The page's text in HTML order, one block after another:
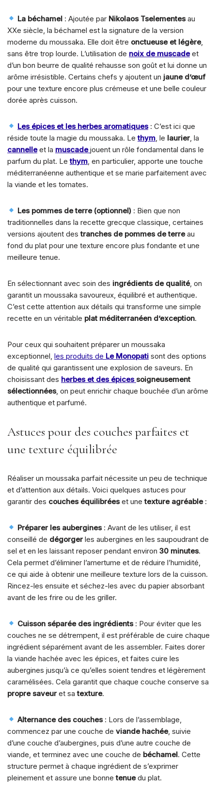
La béchamel : Ajoutée par Nikolaos Tselementesau
XXe siècle, la béchamel est la signature de la version
moderne du moussaka. Elle doit être onctueuse et légère,
sans être trop lourde. L’utilisation de noix de muscadeet
d’un bon beurre de qualité rehausse son goût et lui donne un
arôme irrésistible. Certains chefs y ajoutent un jaune d’œuf
pour une texture encore plus crémeuse et une belle couleur
dorée après cuisson.
Les épices et les herbes aromatiques: C’est ici que
réside toute la magie du moussaka. Lethym, le laurier, la
cannelleet la muscade jouent un rôle fondamental dans le
parfum du plat. Lethym, en particulier, apporte une touche
méditerranéenne authentique et se marie parfaitement avec
la viande et les tomates.
Les pommes de terre (optionnel) : Bien que non
traditionnelles dans la recette grecque classique, certaines
versions ajoutent destranches de pommes de terreau
fond du plat pour une texture encore plus fondante et une
meilleure tenue.
En sélectionnant avec soin des ingrédients de qualité, on
garantit un moussaka savoureux, équilibré et authentique.
C’est cette attention aux détails qui transforme une simple
recette en un véritable plat méditerranéen d’exception.
Pour ceux qui souhaitent préparer un moussaka
exceptionnel, les produits de Le Monopati sont des options
de qualité qui garantissent une explosion de saveurs. En
choisissant des herbes et des épicessoigneusement
sélectionnées, on peut enrichir chaque bouchée d’un arôme
authentique et parfumé.
Astuces pour des couches parfaites et
une texture équilibrée
Réaliser un moussaka parfait nécessite un peu de technique
et d’attention aux détails. Voici quelques astuces pour
garantir des couches équilibréeset unetexture agréable:
Préparer les aubergines: Avant de les utiliser, il est
conseillé de dégorger les aubergines en les saupoudrant de
sel et en les laissant reposer pendant environ 30 minutes.
Cela permet d’éliminer l’amertume et de réduire l’humidité,
ce qui aide à obtenir une meilleure texture lors de la cuisson.
Rincez-les ensuite et séchez-les avec du papier absorbant
avant de les frire ou de les griller.
Cuisson séparée des ingrédients: Pour éviter que les
couches ne se détrempent, il est préférable de cuire chaque
ingrédient séparément avant de les assembler. Faites dorer
la viande hachée avec les épices, et faites cuire les
aubergines jusqu’à ce qu’elles soient tendres et légèrement
caramélisées. Cela garantit que chaque couche conserve sa
propre saveur et satexture.
Alternance des couches: Lors de l’assemblage,
commencez par une couche de viande hachée, suivie
d’une couche d’aubergines, puis d’une autre couche de
viande, et terminez avec une couche de béchamel. Cette
structure permet à chaque ingrédient de s’exprimer
pleinement et assure une bonnetenuedu plat.